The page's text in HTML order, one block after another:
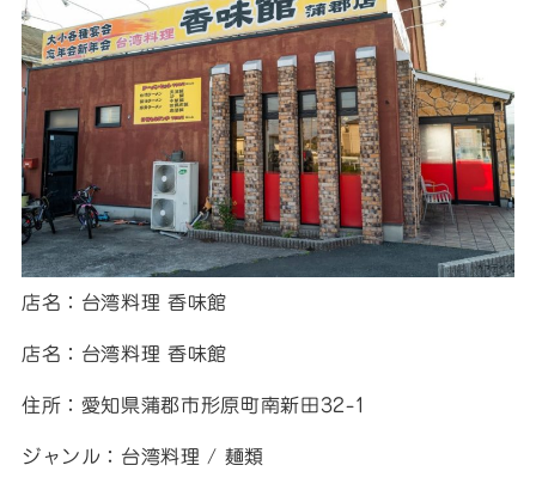
店名：台湾料理 香味館
店名：台湾料理 香味館
住所：愛知県蒲郡市形原町南新田32-1
ジャンル：台湾料理 / 麺類